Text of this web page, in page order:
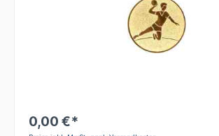
0,00 €*